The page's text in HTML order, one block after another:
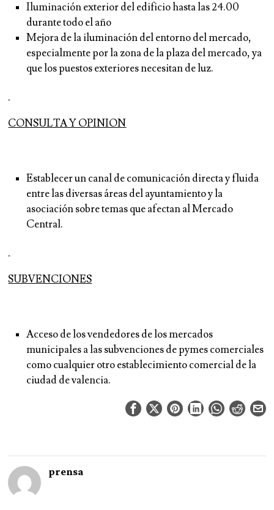
Iluminación exterior del edificio hasta las 24.00
durante todo el año
Mejora de la iluminación del entorno del mercado,
especialmente por la zona de la plaza del mercado, ya
que los puestos exteriores necesitan de luz.
CONSULTA Y OPINION
Establecer un canal de comunicación directa y fluida
entre las diversas áreas del ayuntamiento y la
asociación sobre temas que afectan al Mercado
Central.
SUBVENCIONES
Acceso de los vendedores de los mercados
municipales a las subvenciones de pymes comerciales
como cualquier otro establecimiento comercial de la
ciudad de valencia.
prensa